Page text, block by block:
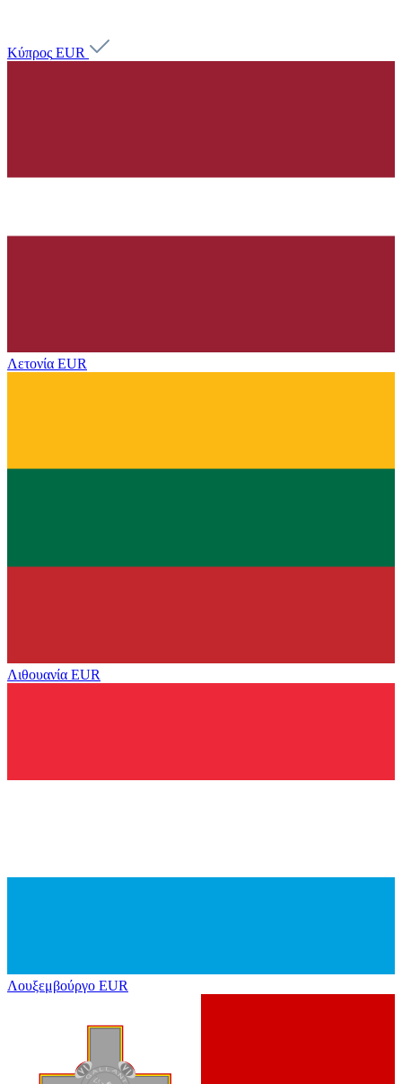
Κύπρος EUR
Λετονία EUR
Λιθουανία EUR
Λουξεμβούργο EUR